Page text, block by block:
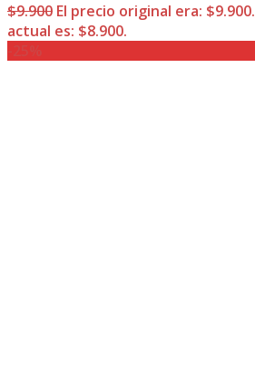
$9.900 El precio original era: $9.900.
actual es: $8.900.